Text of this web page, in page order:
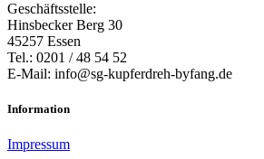
Geschäftsstelle:
Hinsbecker Berg 30
45257 Essen
Tel.: 0201 / 48 54 52
E-Mail: info@sg-kupferdreh-byfang.de
Information
Impressum